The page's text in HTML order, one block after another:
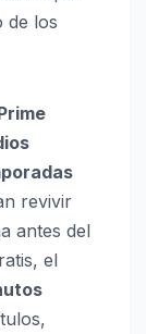
de los
revivir
antes del
el